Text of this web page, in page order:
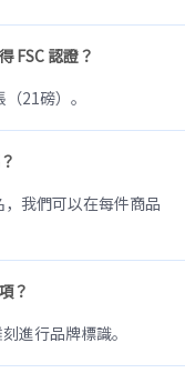
FSC 認證？
21磅）。
我們可以在每件商品
？
進行品牌標識。